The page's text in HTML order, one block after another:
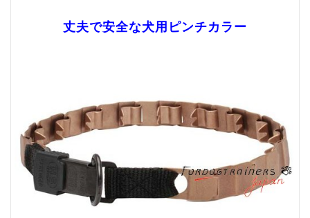
丈夫で安全な犬用ピンチカラー